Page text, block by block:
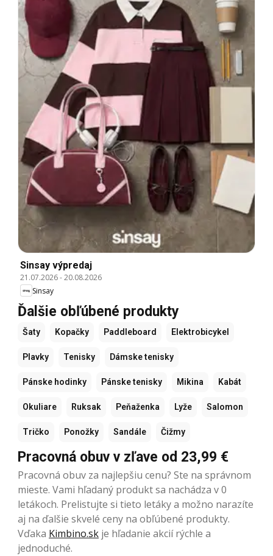
Sinsay výpredaj
21.07.2026-20.08.2026
Sinsay
Ďalšie obľúbené produkty
Šaty Kopačky Paddleboard Elektrobicykel
Plavky Tenisky Dámske tenisky
Pánske hodinky Pánske tenisky Mikina Kabát
Okuliare Ruksak Peňaženka Lyže Salomon
Tričko Ponožky Sandále Čižmy
Pracovná obuv v zľave od 23,99 €
Pracovná obuv za najlepšiu cenu? Ste na správnom
mieste. Vami hľadaný produkt sa nachádza v 0
letákoch. Prelistujte si tieto letáky a možno narazíte
aj na ďalšie skvelé ceny na obľúbené produkty.
Vďaka Kimbino.sk je hľadanie akcií rýchle a
jednoduché.